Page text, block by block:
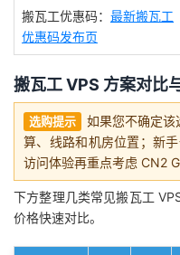
搬瓦工优惠码： 最新搬瓦工
优惠码发布页
搬瓦工 VPS 方案对比
选购提示
如果您不确定该
算、线路和机房位置；新
访问体验再重点考虑 CN2
下方整理几类常见搬瓦工
价格快速对比。